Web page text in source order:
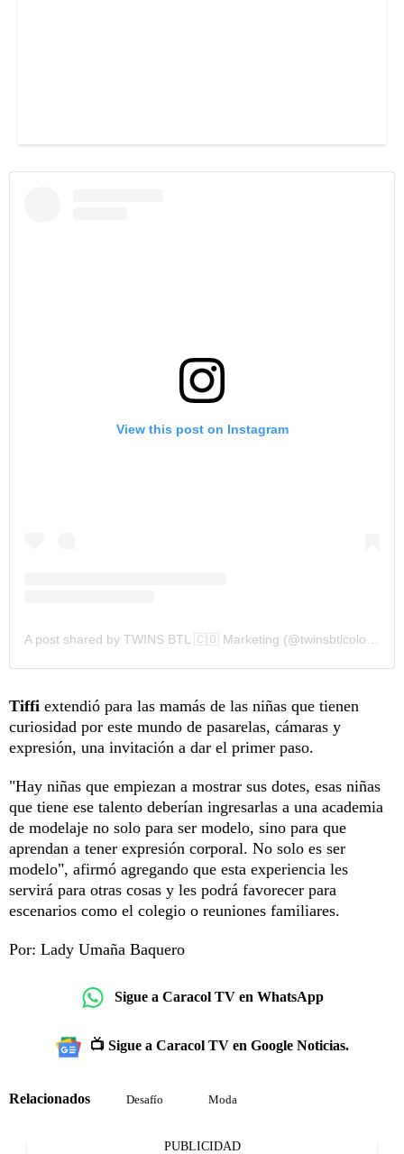
View this post on Instagram
Tiffi extendió para las mamás de las niñas que tienen
curiosidad por este mundo de pasarelas, cámaras y
expresión, una invitación a dar el primer paso.
"Hay niñas que empiezan a mostrar sus dotes, esas niñas
que tiene ese talento deberían ingresarlas a una academia
de modelaje no solo para ser modelo, sino para que
aprendan a tener expresión corporal. No solo es ser
modelo", afirmó agregando que esta experiencia les
servirá para otras cosas y les podrá favorecer para
escenarios como el colegio o reuniones familiares.
Por: Lady Umaña Baquero
Sigue a Caracol TV en WhatsApp
📺 Sigue a Caracol TV en Google Noticias.
Relacionados Desafío Moda
PUBLICIDAD